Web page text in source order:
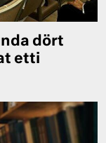
dört
etti